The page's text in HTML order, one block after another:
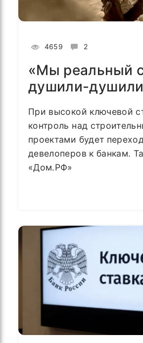
4659 2
«Мы реальный
душили-
При высокой ключевой
контроль над
проектами будет
девелоперов к банкам.
«Дом.РФ»